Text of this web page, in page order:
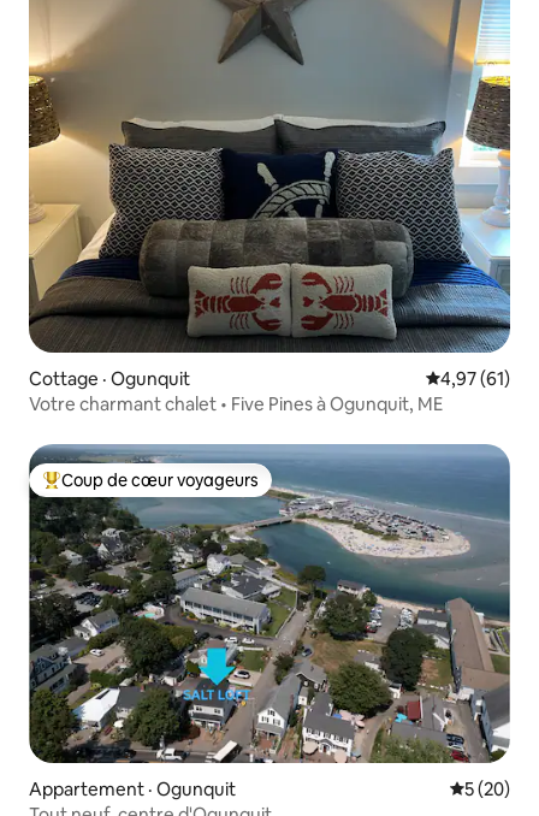
Cottage · Ogunquit Note
4,97 (61)
Votre charmant chalet • Five Pines à Ogunquit, ME
Coup de cœur voyageurs parmi les plus aimés
Coup de cœur voyageurs
Appartement · Ogunquit Note
5 (20)